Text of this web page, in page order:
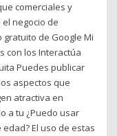
comerciales y
negocio de
gratuito de Google Mi
con los Interactúa
Puedes publicar
aspectos que
atractiva en
a tu ¿Puedo usar
El uso de estas